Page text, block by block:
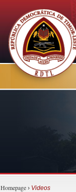
Homepage › Videos